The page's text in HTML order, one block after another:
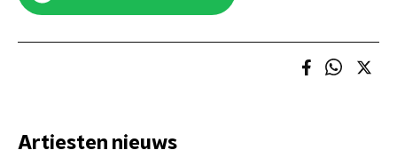
Artiesten nieuws